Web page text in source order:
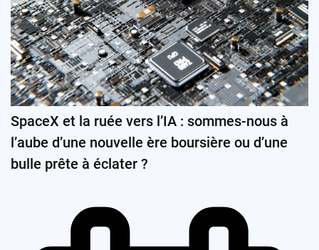
SpaceX et la ruée vers l’IA : sommes-nous à
l’aube d’une nouvelle ère boursière ou d’une
bulle prête à éclater ?